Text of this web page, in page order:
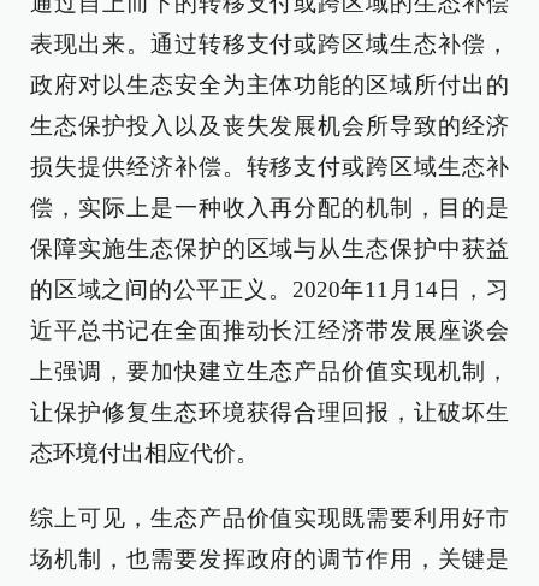
表现出来。通过转移支付或跨区域生态补偿，
政府对以生态安全为主体功能的区域所付出的
生态保护投入以及丧失发展机会所导致的经济
损失提供经济补偿。转移支付或跨区域生态补
偿，实际上是一种收入再分配的机制，目的是
保障实施生态保护的区域与从生态保护中获益
的区域之间的公平正义。2020年11月14日，习
近平总书记在全面推动长江经济带发展座谈会
上强调，要加快建立生态产品价值实现机制，
让保护修复生态环境获得合理回报，让破坏生
态环境付出相应代价。
综上可见，生态产品价值实现既需要利用好市
场机制，也需要发挥政府的调节作用，关键是